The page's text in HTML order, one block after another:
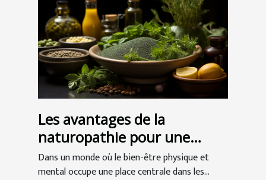
Les avantages de la
naturopathie pour une
meilleure santé globale
Dans un monde où le bien-être physique et
mental occupe une place centrale dans les...